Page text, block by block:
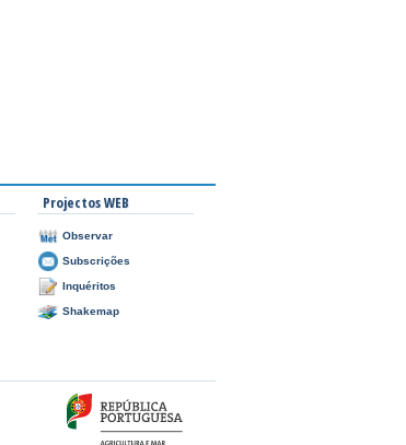
Projectos WEB
Observar
Subscrições
Inquéritos
Shakemap